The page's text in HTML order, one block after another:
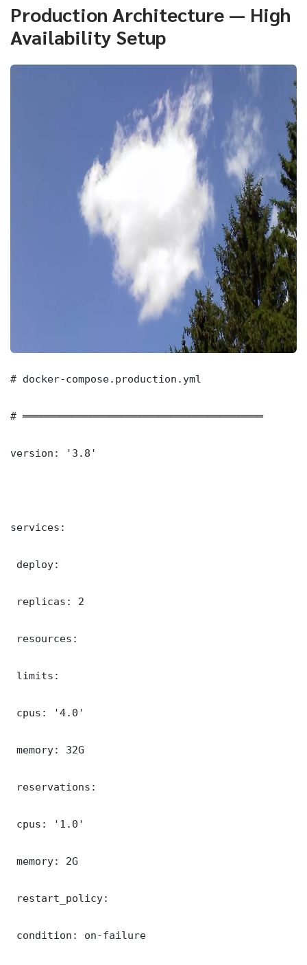
Production Architecture — High
Availability Setup
# docker-compose.production.yml
# ═══════════════════════════════════════
version: '3.8'
services:
deploy:
replicas: 2
resources:
limits:
cpus: '4.0'
memory: 32G
reservations:
cpus: '1.0'
memory: 2G
restart_policy:
condition: on-failure